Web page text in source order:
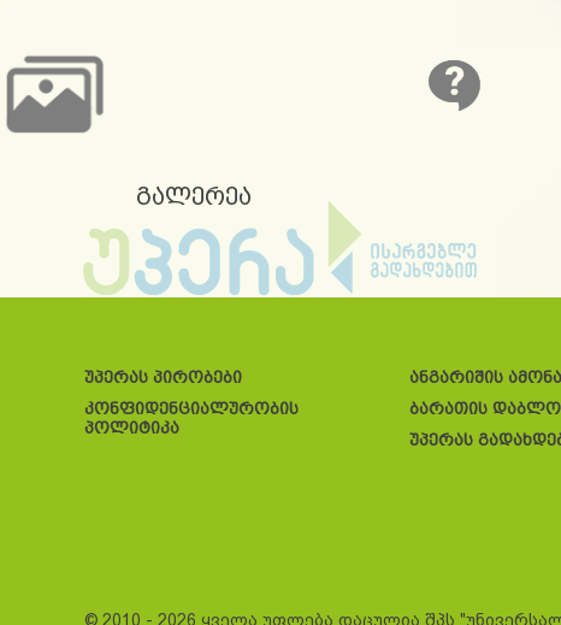
გალერეა
უპერას პირობები
კონფიდენციალურობის
პოლიტიკა
ანგარიშის
ბარათის
უპერას
© 2010 - 2026 ყველა უფლება დაცულია შპს